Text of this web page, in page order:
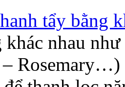
tẩy bằng
nhau
Rosemary…)